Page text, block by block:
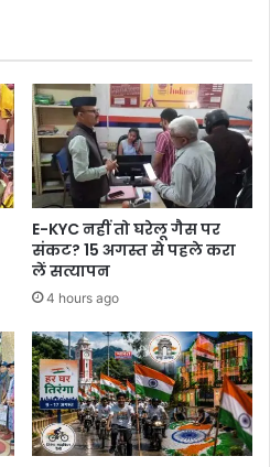
E-KYC नहीं तो घरेलू गैस पर
संकट? 15 अगस्त से पहले करा
लें सत्यापन
4 hours ago